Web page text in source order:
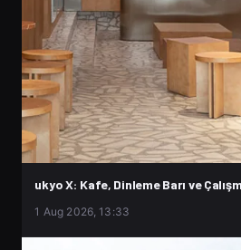
ukyo X: Kafe, Dinleme Barı ve
1 Aug 2026, 13:33